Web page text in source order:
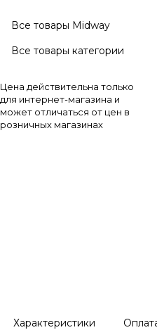
Все товары Midway
Все товары категории
Цена действительна только
для интернет-магазина и
может отличаться от цен в
розничных магазинах
Характеристики